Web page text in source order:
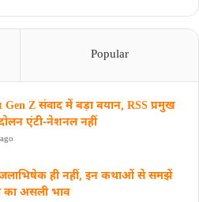
Popular
Gen Z संवाद में बड़ा बयान, RSS प्रमुख
एंटी-नेशनल नहीं
ही नहीं, इन कथाओं से समझें
का असली भाव